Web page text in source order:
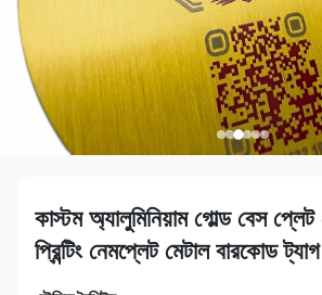
কাস্টম অ্যালুমিনিয়াম গোল্ড বেস
প্রিন্টিং নেমপ্লেট মেটাল বারকোড ট্যাগ